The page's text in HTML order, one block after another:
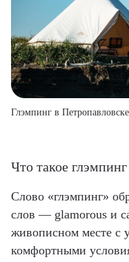
Глэмпинг в
Что такое глэмпинг
Слово «глэмпинг»
слов — glamorous и
живописном месте с
комфортными